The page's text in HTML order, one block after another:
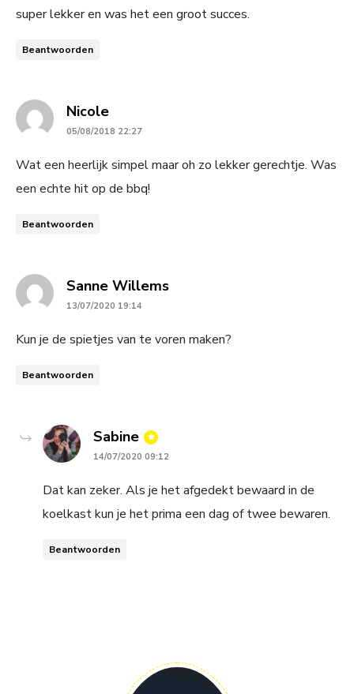
super lekker en was het een groot succes.
Beantwoorden
Nicolesays:
05/08/2018 22:27
Wat een heerlijk simpel maar oh zo lekker gerechtje. Was
een echte hit op de bbq!
Beantwoorden
Sanne Willemssays:
13/07/2020 19:14
Kun je de spietjes van te voren maken?
Beantwoorden
Sabine says:
14/07/2020 09:12
Dat kan zeker. Als je het afgedekt bewaard in de
koelkast kun je het prima een dag of twee bewaren.
Beantwoorden